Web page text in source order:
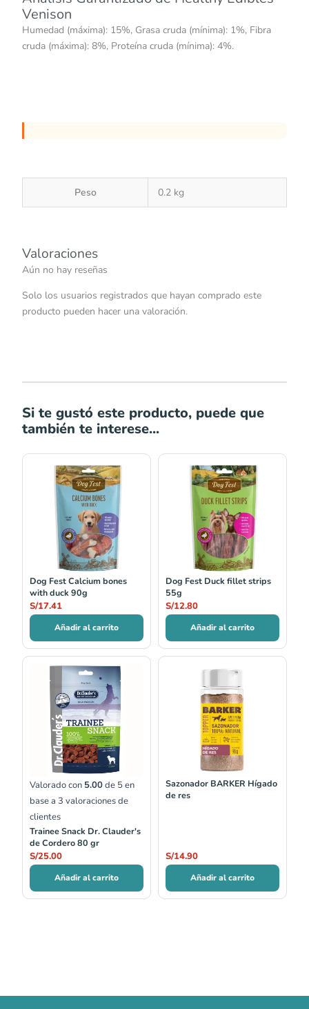
Venison
Humedad (máxima): 15%, Grasa cruda (mínima): 1%, Fibra
cruda (máxima): 8%, Proteína cruda (mínima): 4%.
Peso 0.2 kg
Valoraciones
Aún no hay reseñas
Solo los usuarios registrados que hayan comprado este
producto pueden hacer una valoración.
Si te gustó este producto, puede que
también te interese...
Dog Fest Calcium bones
with duck 90g
S/17.41
Añadir al carrito
Dog Fest Duck fillet strips
55g
S/12.80
Añadir al carrito
Valorado con 5.00de 5 en
base a 3 valoraciones de
clientes
Trainee Snack Dr. Clauder's
de Cordero 80 gr
S/25.00
Añadir al carrito
Sazonador BARKER Hígado
de res
S/14.90
Añadir al carrito